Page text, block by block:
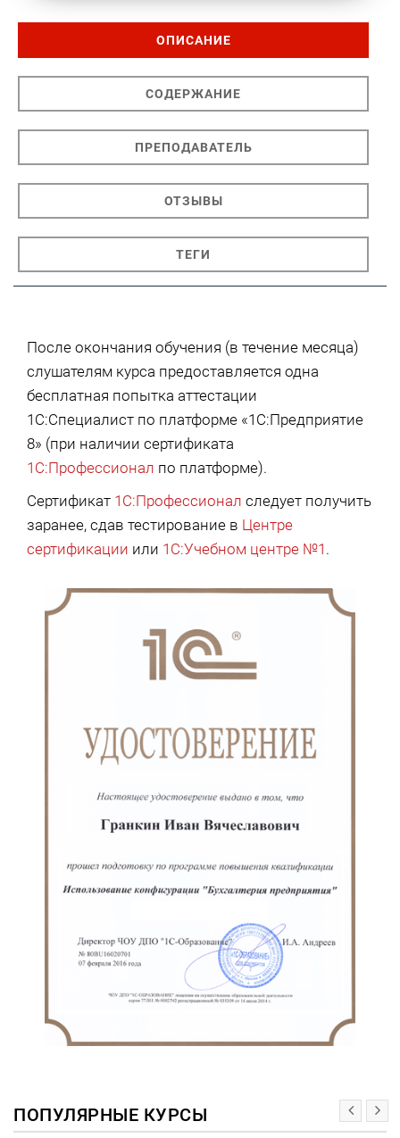
ОПИСАНИЕ
СОДЕРЖАНИЕ
ПРЕПОДАВАТЕЛЬ
ОТЗЫВЫ
ТЕГИ
После окончания обучения (в течение месяца)
слушателям курса предоставляется одна
бесплатная попытка аттестации
1С:Специалист по платформе «1С:Предприятие
8» (при наличии сертификата
1С:Профессионал по платформе).
Сертификат 1С:Профессионал следует получить
заранее, сдав тестирование в Центре
сертификации или 1С:Учебном центре №1 .
ПОПУЛЯРНЫЕ КУРСЫ